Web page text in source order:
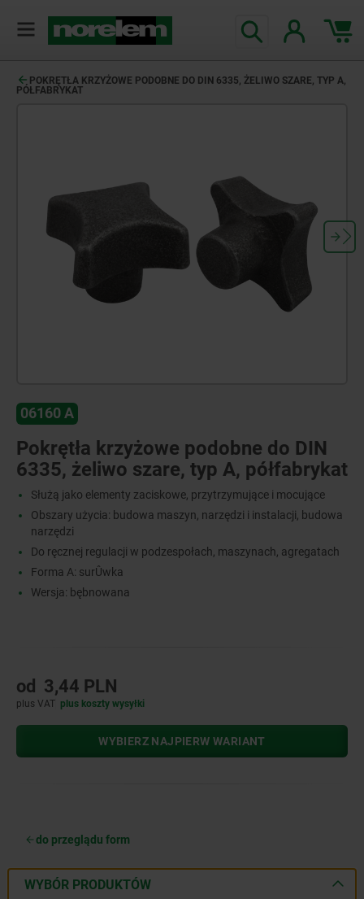
POKRĘTŁA KRZYŻOWE PODOBNE DO DIN 6335, ŻELIWO SZARE, TYP A,
PÓŁFABRYKAT
06160 A
Pokrętła krzyżowe podobne do DIN
6335, żeliwo szare, typ A, półfabrykat
Służą jako elementy zaciskowe, przytrzymujące i mocujące
Obszary użycia: budowa maszyn, narzędzi i instalacji, budowa
narzędzi
Do ręcznej regulacji w podzespołach, maszynach, agregatach
Forma A: surÛwka
Wersja: bębnowana
od 3,44 PLN
plus VAT plus koszty wysyłki
WYBIERZ NAJPIERW WARIANT
do przeglądu form
WYBÓR PRODUKTÓW